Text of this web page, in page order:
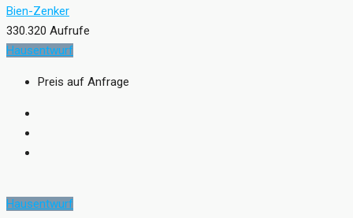
Bien-Zenker
330.320 Aufrufe
Hausentwurf
Preis auf Anfrage
Hausentwurf